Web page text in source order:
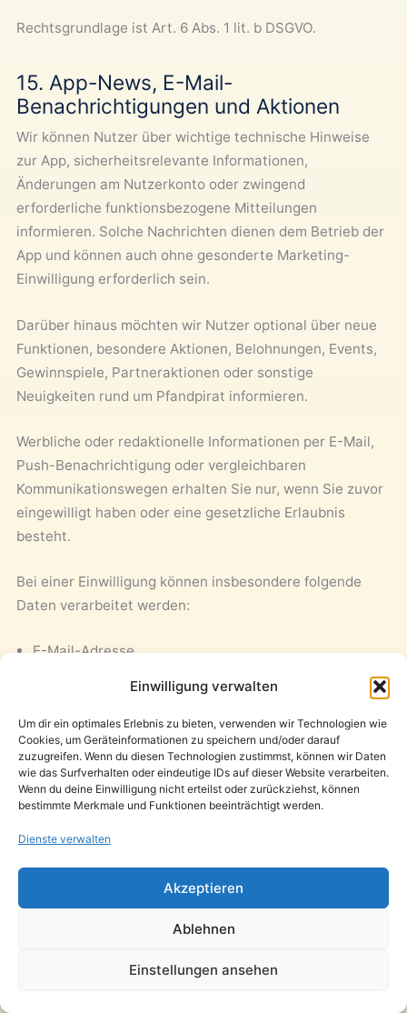
Einwilligung verwalten
Um dir ein optimales Erlebnis zu bieten, verwenden wir Technologien wie
Cookies, um Geräteinformationen zu speichern und/oder darauf
zuzugreifen. Wenn du diesen Technologien zustimmst, können wir Daten
wie das Surfverhalten oder eindeutige IDs auf dieser Website verarbeiten.
Wenn du deine Einwilligung nicht erteilst oder zurückziehst, können
bestimmte Merkmale und Funktionen beeinträchtigt werden.
Dienste verwalten
Akzeptieren
Ablehnen
Einstellungen ansehen
Rechtsgrundlage ist Art. 6 Abs. 1 lit. b DSGVO.
15. App-News, E-Mail-
Benachrichtigungen und Aktionen
Wir können Nutzer über wichtige technische Hinweise
zur App, sicherheitsrelevante Informationen,
Änderungen am Nutzerkonto oder zwingend
erforderliche funktionsbezogene Mitteilungen
informieren. Solche Nachrichten dienen dem Betrieb der
App und können auch ohne gesonderte Marketing-
Einwilligung erforderlich sein.
Darüber hinaus möchten wir Nutzer optional über neue
Funktionen, besondere Aktionen, Belohnungen, Events,
Gewinnspiele, Partneraktionen oder sonstige
Neuigkeiten rund um Pfandpirat informieren.
Werbliche oder redaktionelle Informationen per E-Mail,
Push-Benachrichtigung oder vergleichbaren
Kommunikationswegen erhalten Sie nur, wenn Sie zuvor
eingewilligt haben oder eine gesetzliche Erlaubnis
besteht.
Bei einer Einwilligung können insbesondere folgende
Daten verarbeitet werden:
E-Mail-Adresse
Inhalt der Einwilligung
Quelle der Einwilligung
Double-Opt-In-Status, sofern verwendet
Versand- und Zustellinformationen
Wirkung für die Zukunft widerrufen, zum Beispiel über
einen Abmeldelink in der E-Mail, über Einstellungen im